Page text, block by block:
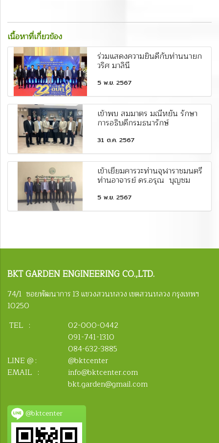
เนื้อหาที่เกี่ยวข้อง
ร่วมแสดงความยินดีกับท่านนายก
วริศ มาลินี
5 พ.ย. 2567
เข้าพบ สมมาตร มณีหยัน รักษา
การอธิบดีกรมธนารักษ์
31 ต.ค. 2567
เข้าเยี่ยมคารวะท่านจุฬาราชมนตรี
ท่านอาจารย์ ดร.อรุณ บุญชม
5 พ.ย. 2567
BKTGARDEN ENGINEERING CO.,LTD.
74/1 ซอยพัฒนาการ 13 แขวงสวนหลวง เขตสวนหลวง กรุงเทพฯ
10250
TEL :
02-000-0442
091-741-1310
084-632-3885
LINE @ :
@bktcenter
EMAIL :
info@bktcenter.com
bkt.garden@gmail.com
@bktcenter